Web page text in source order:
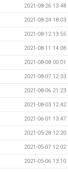
2021-08-26 13:48
2021-08-24 18:03
2021-08-12 13:55
2021-08-11 14:08
2021-08-08 00:01
2021-08-07 12:33
2021-08-06 21:23
2021-08-03 12:42
2021-06-01 13:47
2021-05-28 12:20
2021-05-07 12:02
2021-05-06 13:10